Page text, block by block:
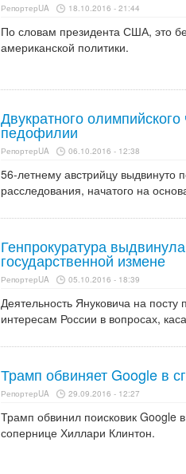
РепортерUA 18.10.2016 - 21:44
По словам президента США, это
американской политики.
Двукратного
педофилии
РепортерUA 06.10.2016 - 12:38
56-летнему австрийцу выдвинуто
расследования, начатого на
Генпрокуратура
государственной измене
РепортерUA 05.10.2016 - 18:39
Деятельность Януковича на
интересам России в вопросах,
Трамп обвиняет Google в
РепортерUA 29.09.2016 - 12:27
Трамп обвинил поисковик Google
сопернице Хиллари Клинтон.